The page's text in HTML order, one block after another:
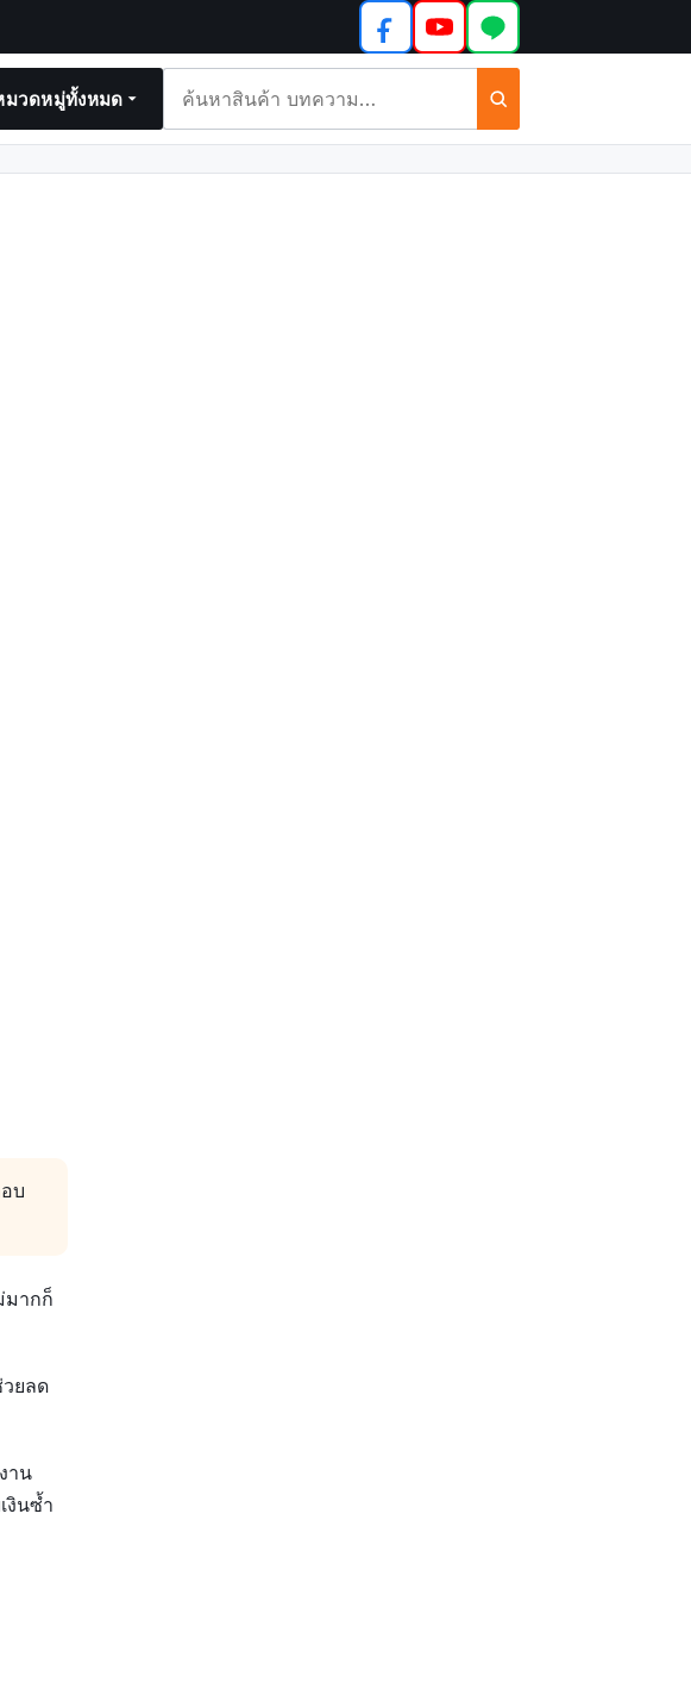
มวดหมู่ทั้งหมด
และ
บทความ
บ
มากก็
วยลด
าน
งินซ้ำ